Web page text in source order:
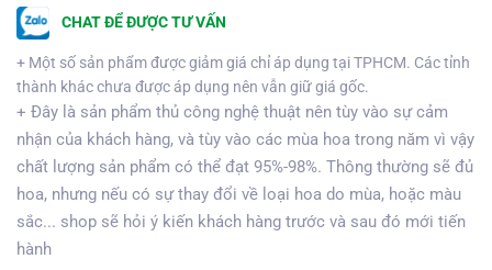
CHAT ĐỂ ĐƯỢC TƯ VẤN
+ Một số sản phẩm được giảm giá chỉ áp dụng tại TPHCM. Các tỉnh
thành khác chưa được áp dụng nên vẫn giữ giá gốc.
+ Đây là sản phẩm thủ công nghệ thuật nên tùy vào sự cảm
nhận của khách hàng, và tùy vào các mùa hoa trong năm vì vậy
chất lượng sản phẩm có thể đạt 95%-98%. Thông thường sẽ đủ
hoa, nhưng nếu có sự thay đổi về loại hoa do mùa, hoặc màu
sắc... shop sẽ hỏi ý kiến khách hàng trước và sau đó mới tiến
hành